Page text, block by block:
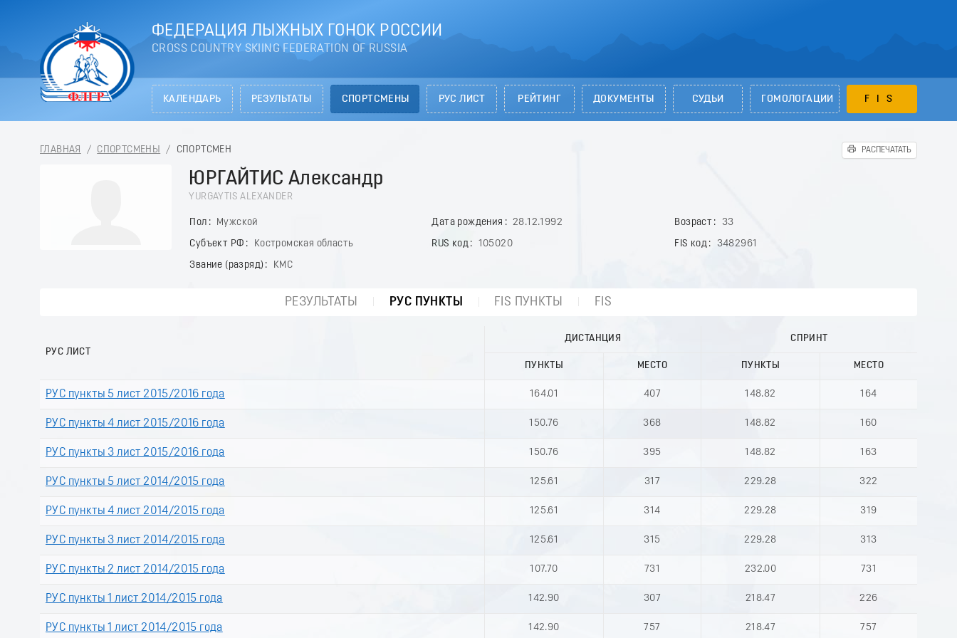
ФЕДЕРАЦИЯ ЛЫЖНЫХ ГОНОК РОССИИ
CROSS COUNTRY SKIING FEDERATION OF RUSSIA
КАЛЕНДАРЬ РЕЗУЛЬТАТЫ СПОРТСМЕНЫ РУС ЛИСТ РЕЙТИНГ ДОКУМЕНТЫ СУДЬИ ГОМОЛОГАЦИИ FIS
ГЛАВНАЯ / СПОРТСМЕНЫ / СПОРТСМЕН РАСПЕЧАТАТЬ
ЮРГАЙТИС Александр
YURGAYTIS ALEXANDER
Пол Мужской Дата рождения 28.12.1992 Возраст
33
Субъект РФ
Костромская область RUS код 105020 FIS код
3482961
Звание (разряд)
КМС
РЕЗУЛЬТАТЫ РУС ПУНКТЫ FIS ПУНКТЫ FIS
РУС ЛИСТ
ДИСТАНЦИЯ СПРИНТ
ПУНКТЫ МЕСТО ПУНКТЫ МЕСТО
РУС пункты 5 лист 2015/2016 года 164.01 407 148.82 164
РУС пункты 4 лист 2015/2016 года 150.76 368 148.82 160
РУС пункты 3 лист 2015/2016 года 150.76 395 148.82 163
РУС пункты 5 лист 2014/2015 года 125.61 317 229.28 322
РУС пункты 4 лист 2014/2015 года 125.61 314 229.28 319
РУС пункты 3 лист 2014/2015 года 125.61 315 229.28 313
РУС пункты 2 лист 2014/2015 года 107.70 731 232.00 731
РУС пункты 1 лист 2014/2015 года 142.90 307 218.47 226
РУС пункты 1 лист 2014/2015 года 142.90 757 218.47 757